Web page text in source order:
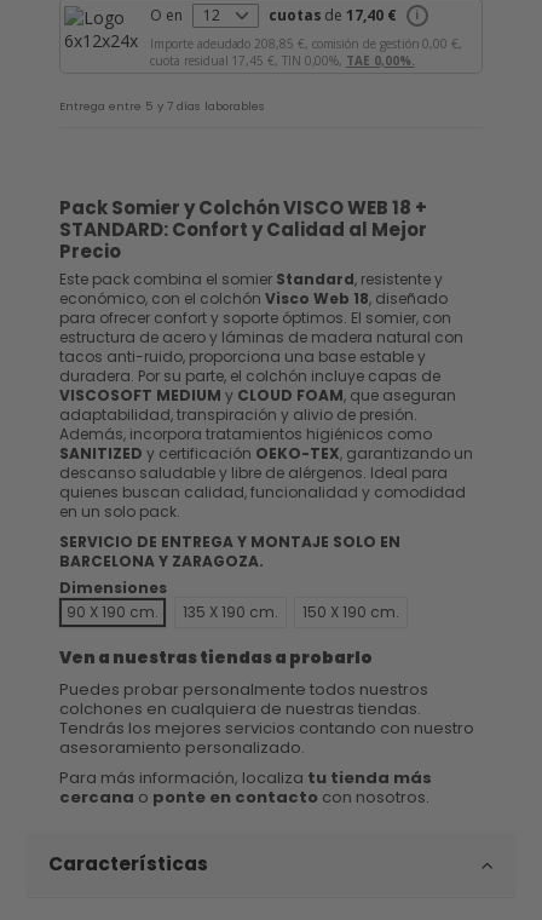
O en cuotas de 17,40 €
i
Importe adeudado 208,85 €, comisión de gestión0,00 €,
cuota residual 17,45 €, TIN 0,00%, TAE 0,00%.
Entrega entre 5 y 7 días laborables
Pack Somier y Colchón VISCO WEB 18 +
STANDARD: Confort y Calidad al Mejor
Precio
Este pack combina el somier Standard, resistente y
económico, con el colchónVisco Web 18, diseñado
para ofrecer confort y soporte óptimos. El somier, con
estructura de acero y láminas de madera natural con
tacos anti-ruido, proporciona una base estable y
duradera. Por su parte, el colchón incluye capas de
VISCOSOFT MEDIUM y CLOUD FOAM, que aseguran
adaptabilidad, transpiración y alivio de presión.
Además, incorpora tratamientos higiénicos como
SANITIZED y certificación OEKO-TEX, garantizando un
descanso saludable y libre de alérgenos. Ideal para
quienes buscan calidad, funcionalidad y comodidad
en un solo pack.
SERVICIO DE ENTREGA Y MONTAJE SOLO EN
BARCELONA Y ZARAGOZA.
Dimensiones
90 X 190 cm.
135 X 190 cm. 150 X 190 cm.
Ven a nuestras tiendas a probarlo
Puedes probar personalmente todos nuestros
colchones en cualquiera de nuestras tiendas.
Tendrás los mejores servicios contando con nuestro
asesoramiento personalizado.
Para más información, localiza tu tienda más
cercana o ponte en contacto con nosotros.
Características